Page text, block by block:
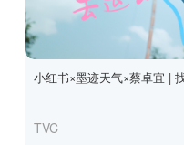
小红书×墨迹天气×蔡卓宜 |
TVC